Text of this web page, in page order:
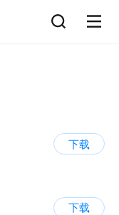
下载
下载